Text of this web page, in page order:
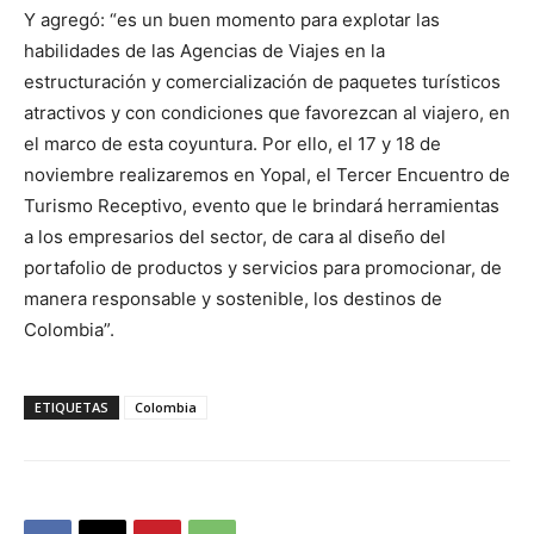
Y agregó: “es un buen momento para explotar las
habilidades de las Agencias de Viajes en la
estructuración y comercialización de paquetes turísticos
atractivos y con condiciones que favorezcan al viajero, en
el marco de esta coyuntura. Por ello, el 17 y 18 de
noviembre realizaremos en Yopal, el Tercer Encuentro de
Turismo Receptivo, evento que le brindará herramientas
a los empresarios del sector, de cara al diseño del
portafolio de productos y servicios para promocionar, de
manera responsable y sostenible, los destinos de
Colombia”.
ETIQUETAS Colombia